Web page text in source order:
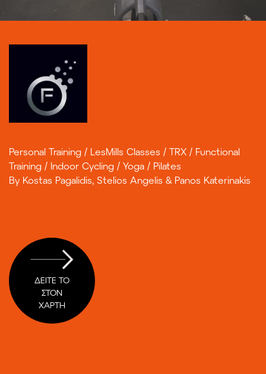
Personal Training / LesMills Classes / TRX / Functional
Training / Indoor Cycling / Yoga / Pilates
By Kostas Pagalidis, Stelios Angelis & Panos Katerinakis
ΔΕΙΤΕ ΤΟ
ΣΤΟΝ
ΧΑΡΤΗ